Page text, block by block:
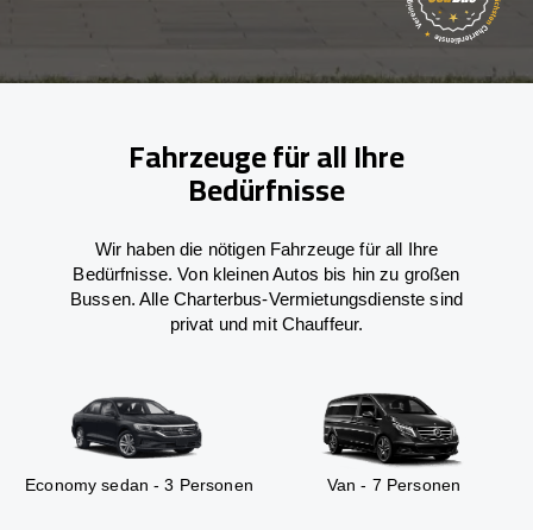
Fahrzeuge für all Ihre
Bedürfnisse
Wir haben die nötigen Fahrzeuge für all Ihre
Bedürfnisse. Von kleinen Autos bis hin zu großen
Bussen. Alle Charterbus-Vermietungsdienste sind
privat und mit Chauffeur.
Economy sedan - 3 Personen Van - 7 Personen